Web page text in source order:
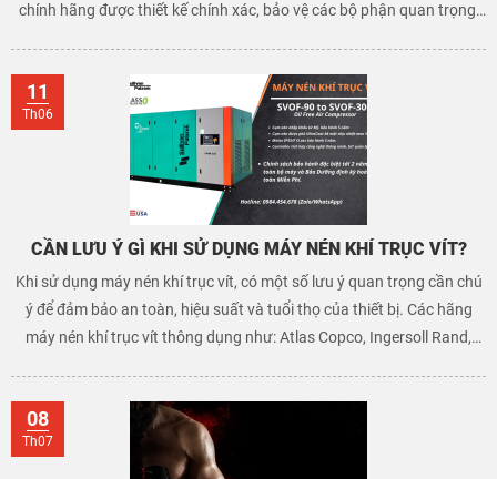
chính hãng được thiết kế chính xác, bảo vệ các bộ phận quan trọng,
Hơn nữa, bạn còn được hưởng chế độ bảo hành từ nhà sản xuất,
mang lại sự yên tâm và tin cậy.
11
Th06
CẦN LƯU Ý GÌ KHI SỬ DỤNG MÁY NÉN KHÍ TRỤC VÍT?
Khi sử dụng máy nén khí trục vít, có một số lưu ý quan trọng cần chú
ý để đảm bảo an toàn, hiệu suất và tuổi thọ của thiết bị. Các hãng
máy nén khí trục vít thông dụng như: Atlas Copco, Ingersoll Rand,
08
Th07